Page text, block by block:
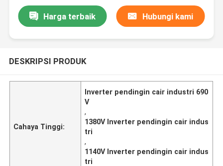
Harga terbaik Hubungi kami
DESKRIPSI PRODUK
Cahaya Tinggi:
Inverter pendingin cair industri 690
V
,
1380V Inverter pendingin cair indus
tri
,
1140V Inverter pendingin cair indus
tri